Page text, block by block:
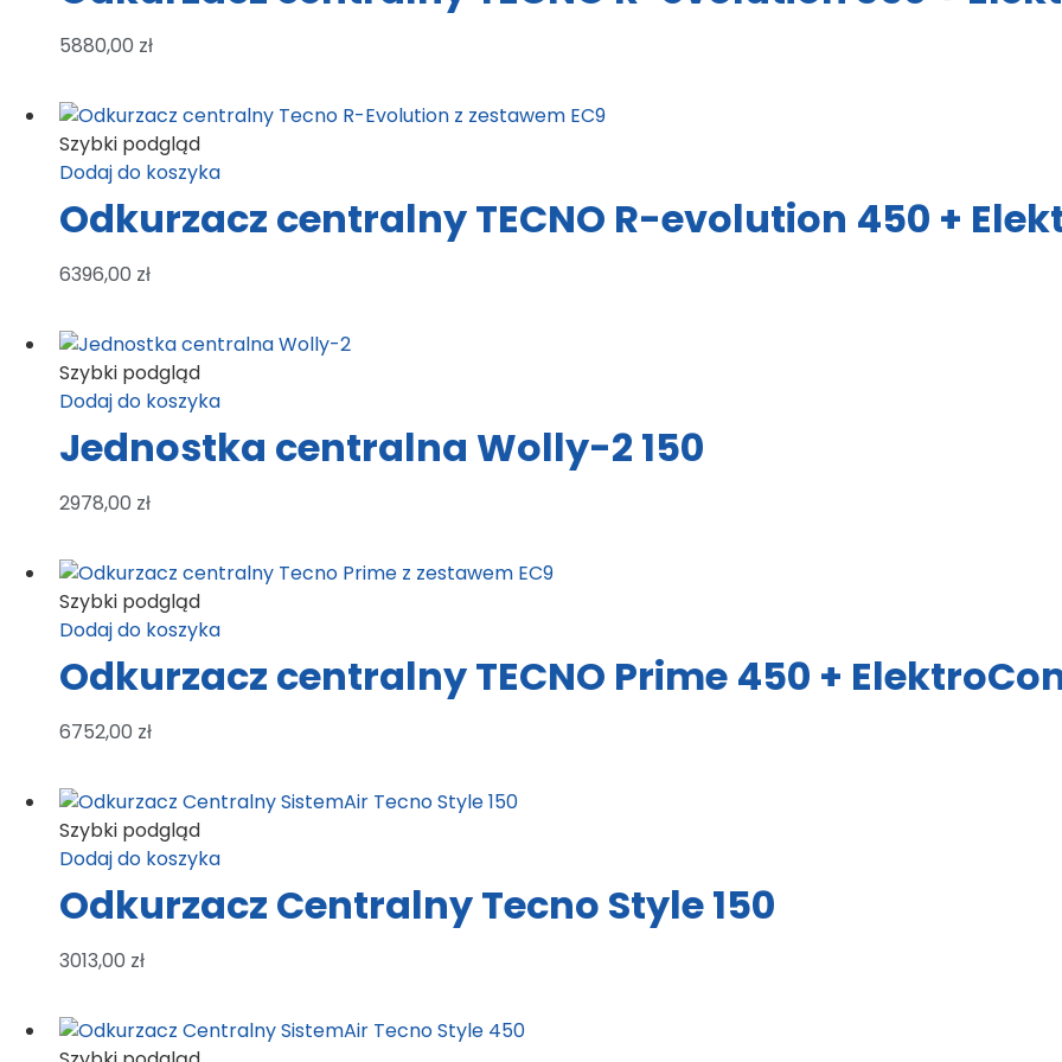
5880,00 zł
Szybki podgląd
Dodaj do koszyka
Odkurzacz centralny TECNO R-evolution 450 +
6396,00 zł
Szybki podgląd
Dodaj do koszyka
Jednostka centralna Wolly-2 150
2978,00 zł
Szybki podgląd
Dodaj do koszyka
Odkurzacz centralny TECNO Prime 450 +
6752,00 zł
Szybki podgląd
Dodaj do koszyka
Odkurzacz Centralny Tecno Style 150
3013,00 zł